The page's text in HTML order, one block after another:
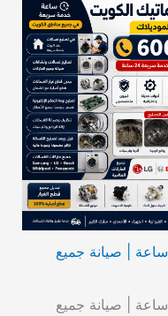
تصليح غسالات اتوماتيك الكويت 24 ساعة | صيانة جميع
تصليح غسالات اتوماتيك الكويت 24 ساعة | صيانة جميع